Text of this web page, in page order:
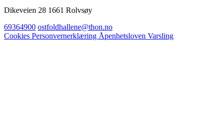
Dikeveien 28 1661 Rolvsøy
69364900 ostfoldhallene@thon.no
Cookies Personvernerklæring Åpenhetsloven Varsling